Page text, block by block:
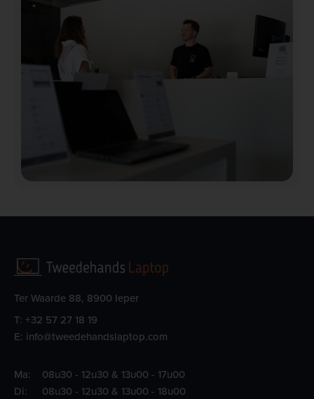
Ter Waarde 88, 8900 Ieper
T: +32 57 27 18 19
E: info@tweedehandslaptop.com
Ma:
08u30 - 12u30 & 13u00 - 17u00
Di:
08u30 - 12u30 & 13u00 - 18u00